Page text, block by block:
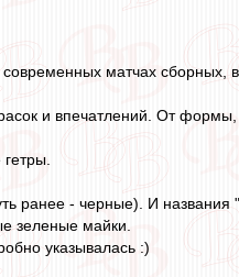
матчах сборных,
и впечатлений. От
ранее - черные). И названия
зеленые майки.
указывалась :)